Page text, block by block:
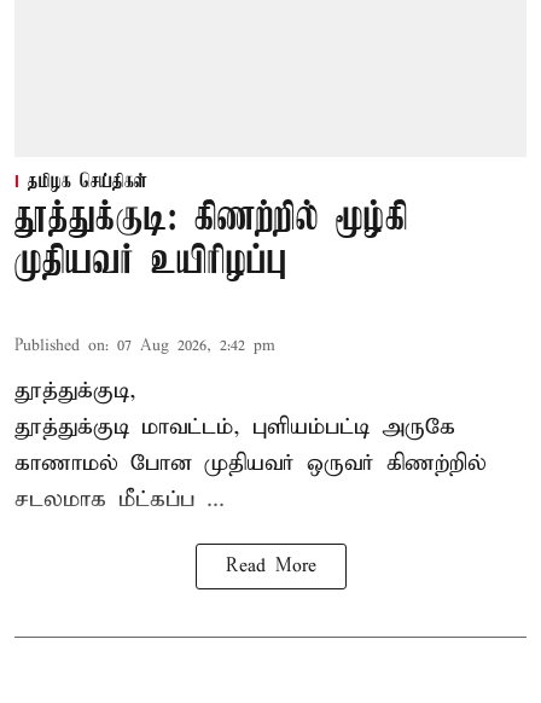
தமிழக செய்திகள்
தூத்துக்குடி: கிணற்றில் மூழ்கி
முதியவர் உயிரிழப்பு
Published on: 07 Aug 2026, 2:42 pm
தூத்துக்குடி,
தூத்துக்குடி மாவட்டம், புளியம்பட்டி அருகே
காணாமல் போன முதியவர் ஒருவர் கிணற்றில்
சடலமாக மீட்கப்ப ...
Read More